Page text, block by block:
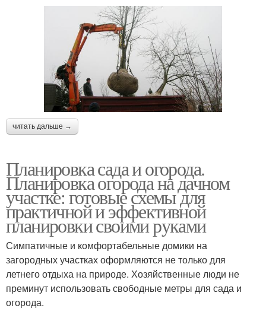
читать дальше →
Планировка сада и огорода.
Планировка огорода на дачном
участке: готовые схемы для
практичной и эффективной
планировки своими руками
Симпатичные и комфортабельные домики на
загородных участках оформляются не только для
летнего отдыха на природе. Хозяйственные люди не
преминут использовать свободные метры для сада и
огорода.